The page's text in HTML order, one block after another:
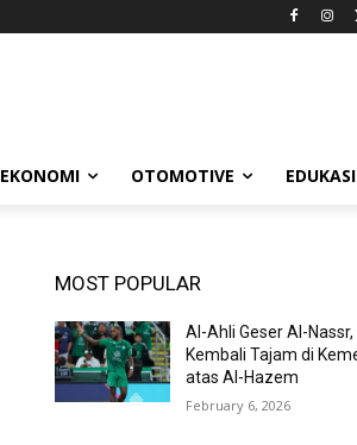
EKONOMI OTOMOTIVE EDUKASI
MOST POPULAR
Al-Ahli Geser Al-
Kembali Tajam di
atas Al-Hazem
February 6, 2026